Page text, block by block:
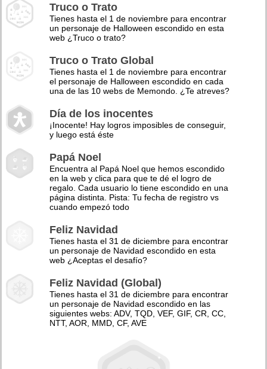
Truco o Trato
Tienes hasta el 1 de noviembre para encontrar
un personaje de Halloween escondido en esta
web ¿Truco o trato?
Truco o Trato Global
Tienes hasta el 1 de noviembre para encontrar
el personaje de Halloween escondido en cada
una de las 10 webs de Memondo. ¿Te atreves?
Día de los inocentes
¡Inocente! Hay logros imposibles de conseguir,
y luego está éste
Papá Noel
Encuentra al Papá Noel que hemos escondido
en la web y clica para que te dé el logro de
regalo. Cada usuario lo tiene escondido en una
página distinta. Pista: Tu fecha de registro vs
cuando empezó todo
Feliz Navidad
Tienes hasta el 31 de diciembre para encontrar
un personaje de Navidad escondido en esta
web ¿Aceptas el desafío?
Feliz Navidad (Global)
Tienes hasta el 31 de diciembre para encontrar
un personaje de Navidad escondido en las
siguientes webs: ADV, TQD, VEF, GIF, CR, CC,
NTT, AOR, MMD, CF, AVE